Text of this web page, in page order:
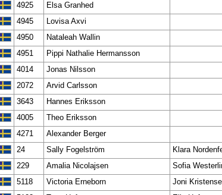
4925 Elsa Granhed
4945 Lovisa Axvi
4950 Nataleah Wallin
4951 Pippi Nathalie Hermansson
4014 Jonas Nilsson
2072 Arvid Carlsson
3643 Hannes Eriksson
4005 Theo Eriksson
4271 Alexander Berger
24 Sally Fogelström Klara
229 Amalia Nicolajsen Sofia
5118 Victoria Erneborn Joni